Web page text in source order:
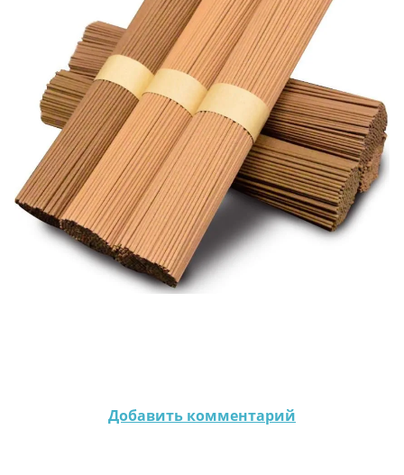
Добавить комментарий